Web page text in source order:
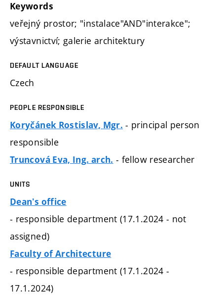
Keywords
veřejný prostor; "instalace"AND"interakce";
výstavnictví; galerie architektury
DEFAULT LANGUAGE
Czech
PEOPLE RESPONSIBLE
Koryčánek Rostislav, Mgr. - principal person
responsible
Truncová Eva, Ing. arch. - fellow researcher
UNITS
Dean's office
- responsible department (17.1.2024 - not
assigned)
Faculty of Architecture
- responsible department (17.1.2024 -
17.1.2024)